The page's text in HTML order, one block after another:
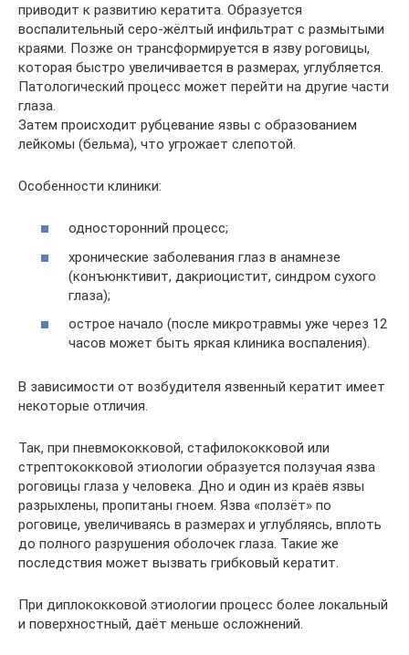
приводит к развитию кератита. Образуется
воспалительный серо-жёлтый инфильтрат с размытыми
краями. Позже он трансформируется в язву роговицы,
которая быстро увеличивается в размерах, углубляется.
Патологический процесс может перейти на другие части
глаза.
Затем происходит рубцевание язвы с образованием
лейкомы (бельма), что угрожает слепотой.
Особенности клиники:
односторонний процесс;
хронические заболевания глаз в анамнезе
(конъюнктивит, дакриоцистит, синдром сухого
глаза);
острое начало (после микротравмы уже через 12
часов может быть яркая клиника воспаления).
В зависимости от возбудителя язвенный кератит имеет
некоторые отличия.
Так, при пневмококковой, стафилококковой или
стрептококковой этиологии образуется ползучая язва
роговицы глаза у человека. Дно и один из краёв язвы
разрыхлены, пропитаны гноем. Язва «ползёт» по
роговице, увеличиваясь в размерах и углубляясь, вплоть
до полного разрушения оболочек глаза. Такие же
последствия может вызвать грибковый кератит.
При диплококковой этиологии процесс более локальный
и поверхностный, даёт меньше осложнений.